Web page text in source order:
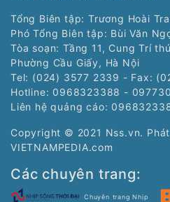
Tổng Biên tập: Trương Hoài
Phó Tổng Biên tập: Bùi Văn
Tòa soạn: Tầng 11, Cung Trí
Phường Cầu Giấy, Hà Nội
Tel: (024) 3577 2339 - Fax:
Hotline: 0968323388 -
Liên hệ quảng cáo:
Copyright © 2021 Nss.vn.
VIETNAMPEDIA.com
Các chuyên trang:
Chuyên trang Nhịp